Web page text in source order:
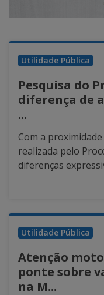
Utilidade Pública
Pesquisa do
diferença de
...
Com a
realizada pelo
diferenças
Utilidade Pública
Atenção
ponte sobre
na M...